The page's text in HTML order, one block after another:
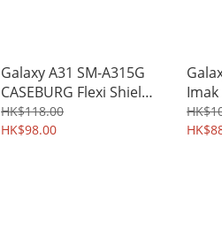
Galaxy A31 SM-A315G
CASEBURG Flexi Shield
碳纖維紋設計 保護軟套
手機軟殼 0877A
HK$118.00
HK$98.00
Imak
護軟